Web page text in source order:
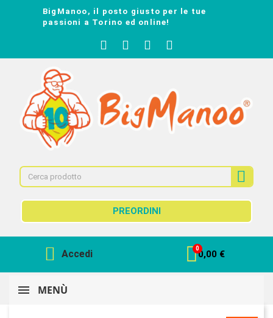
BigManoo, il posto giusto per le tue
passioni a Torino ed online!
PREORDINI
Accedi 0,00 €
MENÙ